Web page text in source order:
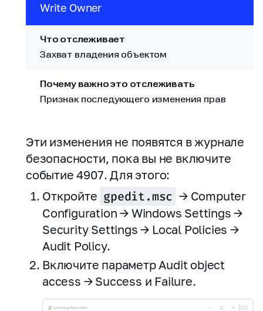
Write Owner
Захват владения объектом
Признак последующего изменения прав
Эти изменения не появятся в журнале
безопасности, пока вы не включите
событие 4907. Для этого:
Откройте gpedit.msc → Computer
Configuration → Windows Settings →
Security Settings → Local Policies →
Audit Policy.
Включите параметр Audit object
access → Success и Failure.